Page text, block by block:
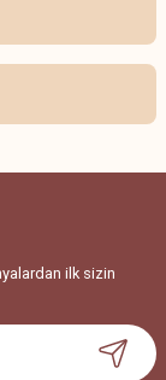
tarafımıza
ilk sizin